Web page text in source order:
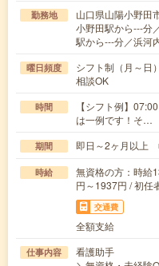
勤務地
山口県山陽小野田
小野田駅から---分
駅から---分／浜河
曜日頻度
シフト制（月～日
相談OK
時間
【シフト例】
は一例です！そ…
期間 即日～2ヶ月以上
時給
無資格の方：時給
円～1937円 / 初任
交通費
全額支給
仕事内容
看護助手